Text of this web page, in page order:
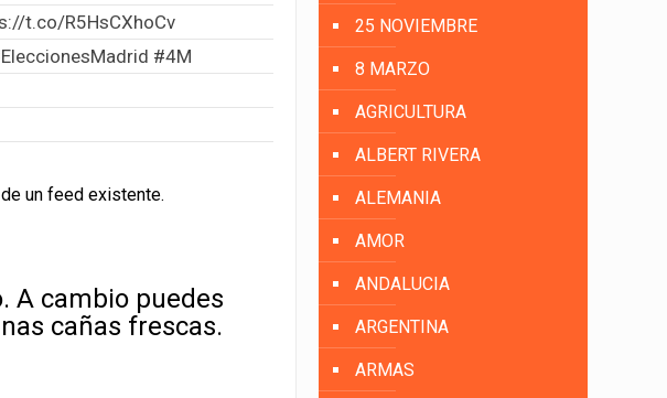
t.co/R5HsCXhoCv
#4M
un feed existente.
A cambio puedes
cañas frescas.
25 NOVIEMBRE
8 MARZO
AGRICULTURA
ALBERT RIVERA
ALEMANIA
AMOR
ANDALUCIA
ARGENTINA
ARMAS